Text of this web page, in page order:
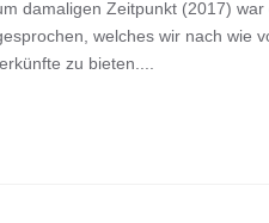
damaligen Zeitpunkt (2017)
welches wir nach wie
zu bieten....